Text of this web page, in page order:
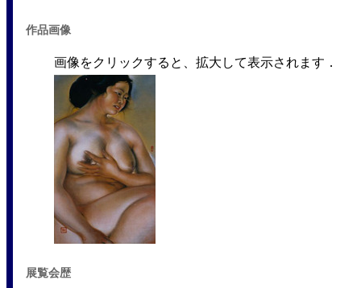
作品画像
画像をクリックすると、拡大して表示されます．
展覧会歴